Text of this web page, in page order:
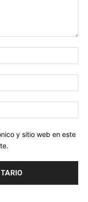
y sitio web en este